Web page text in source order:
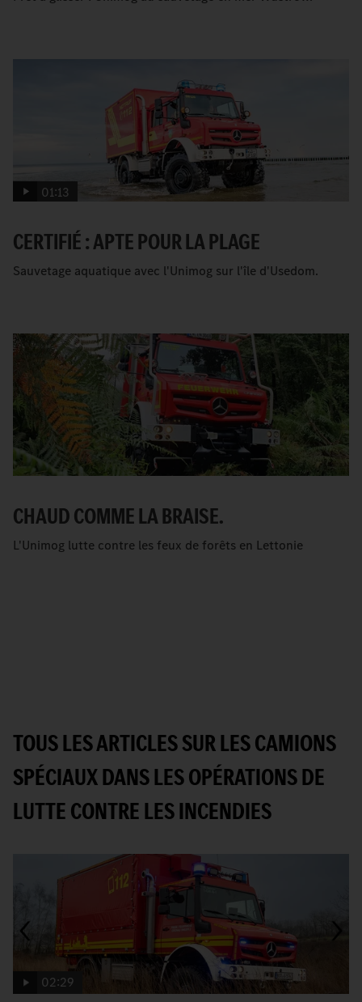
01:13
CERTIFIÉ : APTE POUR LA PLAGE
Sauvetage aquatique avec l'Unimog sur l'île d'Usedom.
CHAUD COMME LA BRAISE.
L'Unimog lutte contre les feux de forêts en Lettonie
TOUS LES ARTICLES SUR LES CAMIONS
SPÉCIAUX DANS LES OPÉRATIONS DE
LUTTE CONTRE LES INCENDIES
02:29